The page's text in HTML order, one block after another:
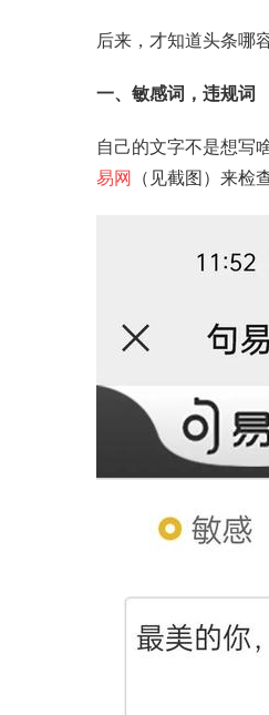
后来，才知道头条哪
一、敏感词，违规词
自己的文字不是想写
易网 （见截图）来